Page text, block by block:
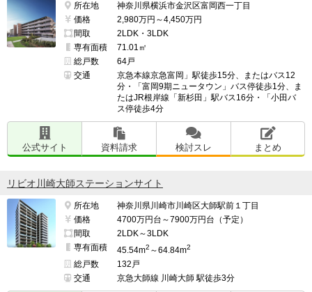
また、東神奈川方面に歩いていくと、街の雰囲気が変わ
って少々乱雑になる。
━━━━━━━━━━━━━━━━━━━
並行して検討したマンション名
━━━━━━━━━━━━━━━━━━━
デュフレ石川町
検討スレ：https://www.e-mansion.co.jp/bbs/th...
住民スレ：https://www.e-mansion.co.jp/bbs/th...
プラウド反町公園
検討スレ：https://www.e-mansion.co.jp/bbs/th...
オープンレジデンシア横浜
所在地
神奈川県横浜市金沢区富岡西一丁目
価格
2,980万円～4,450万円
間取
2LDK・3LDK
専有面積
71.01㎡
総戸数
64戸
交通
京急本線京急富岡」駅徒歩15分、またはバス12
分・「富岡9期ニュータウン」バス停徒歩1分、ま
たはJR根岸線「新杉田」駅バス16分・「小田バ
ス停徒歩4分
公式サイト 資料請求 検討スレ まとめ
リビオ川崎大師ステーションサイト
所在地
神奈川県川崎市川崎区大師駅前１丁目
価格
4700万円台～7900万円台（予定）
間取
2LDK～3LDK
専有面積
45.54m2 ～64.84m2
総戸数
132戸
交通
京急大師線 川崎大師 駅徒歩3分